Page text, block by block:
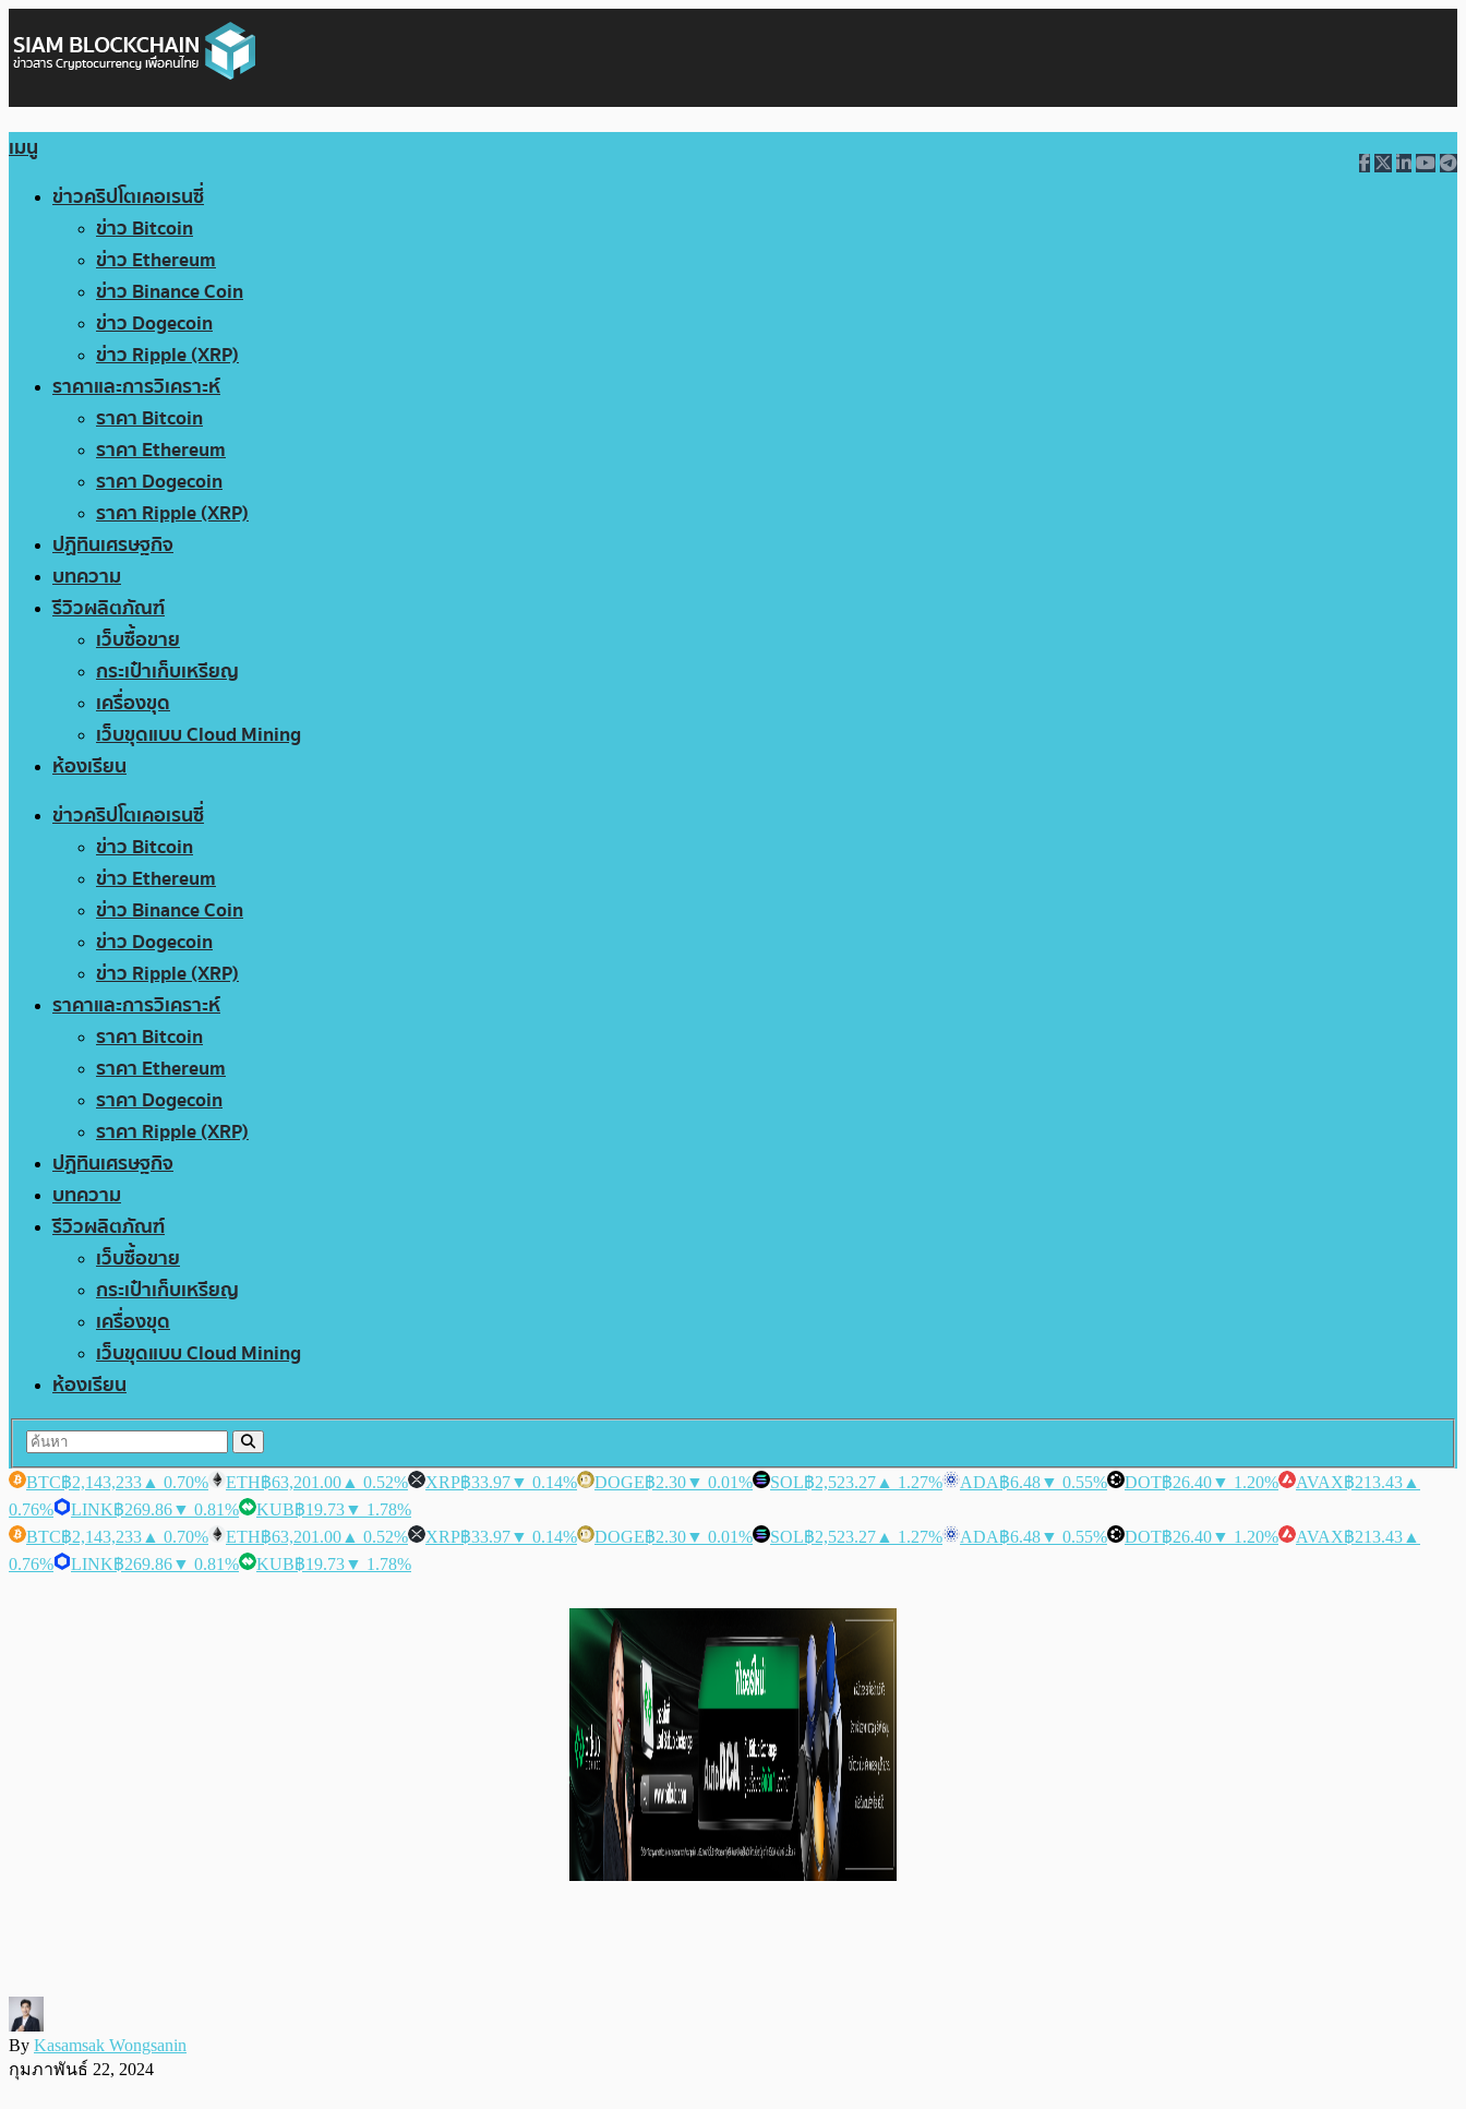
เมนู
ข่าวคริปโตเคอเรนซี่
ข่าว Bitcoin
ข่าว Ethereum
ข่าว Binance Coin
ข่าว Dogecoin
ข่าว Ripple (XRP)
ราคาและการวิเคราะห์
ราคา Bitcoin
ราคา Ethereum
ราคา Dogecoin
ราคา Ripple (XRP)
ปฏิทินเศรษฐกิจ
บทความ
รีวิวผลิตภัณฑ์
เว็บซื้อขาย
กระเป๋าเก็บเหรียญ
เครื่องขุด
เว็บขุดแบบ Cloud Mining
ห้องเรียน
ข่าวคริปโตเคอเรนซี่
ข่าว Bitcoin
ข่าว Ethereum
ข่าว Binance Coin
ข่าว Dogecoin
ข่าว Ripple (XRP)
ราคาและการวิเคราะห์
ราคา Bitcoin
ราคา Ethereum
ราคา Dogecoin
ราคา Ripple (XRP)
ปฏิทินเศรษฐกิจ
บทความ
รีวิวผลิตภัณฑ์
เว็บซื้อขาย
กระเป๋าเก็บเหรียญ
เครื่องขุด
เว็บขุดแบบ Cloud Mining
ห้องเรียน
BTC฿2,143,233 ▲ 0.70% ETH฿63,201.00 ▲ 0.52% XRP฿33.97▼ 0.14% DOGE฿2.30▼ 0.01% SOL฿2,523.27 ▲ 1.27% ADA฿6.48▼ 0.55% DOT฿26.40▼ 1.20% AVAX฿213.43 ▲
0.76%
LINK฿269.86▼ 0.81% KUB฿19.73▼ 1.78%
BTC฿2,143,233 ▲ 0.70% ETH฿63,201.00 ▲ 0.52% XRP฿33.97▼ 0.14% DOGE฿2.30▼ 0.01% SOL฿2,523.27 ▲ 1.27% ADA฿6.48▼ 0.55% DOT฿26.40▼ 1.20% AVAX฿213.43 ▲
0.76%
LINK฿269.86▼ 0.81% KUB฿19.73▼ 1.78%
By Kasamsak Wongsanin
กุมภาพันธ์ 22, 2024